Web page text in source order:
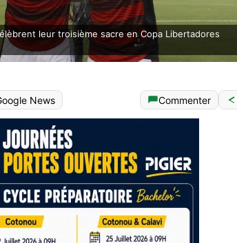
leur troisième sacre en Copa Libertadores
News Commenter